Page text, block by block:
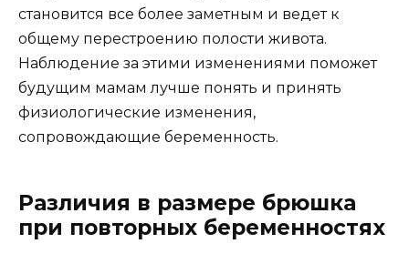
становится все более заметным и ведет к
общему перестроению полости живота.
Наблюдение за этими изменениями поможет
будущим мамам лучше понять и принять
физиологические изменения,
сопровождающие беременность.
Различия в размере брюшка
при повторных беременностях